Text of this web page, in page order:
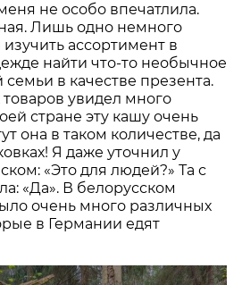
не особо впечатлила.
Лишь одно немного
ассортимент в
найти что-то необычное
семьи в качестве презента.
увидел много
стране эту кашу очень
она в таком количестве, да
Я даже уточнил у
«Это для людей?» Та с
«Да». В белорусском
очень много различных
в Германии едят